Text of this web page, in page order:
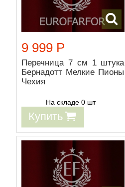
9 999 Р
Перечница 7 см 1 штука
Бернадотт Мелкие Пионы
Чехия
На складе 0 шт
Купить